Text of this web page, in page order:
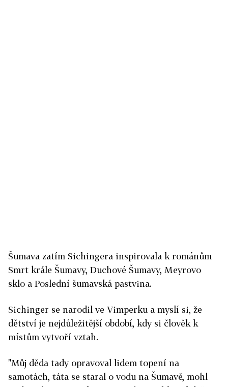
Šumava zatím Sichingera inspirovala k románům
Smrt krále Šumavy, Duchové Šumavy, Meyrovo
sklo a Poslední šumavská pastvina.
Sichinger se narodil ve Vimperku a myslí si, že
dětství je nejdůležitější období, kdy si člověk k
místům vytvoří vztah.
"Můj děda tady opravoval lidem topení na
samotách, táta se staral o vodu na Šumavě, mohl